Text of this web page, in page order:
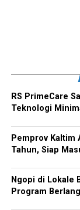
RS PrimeCare
Teknologi
Pemprov Kaltim
Tahun, Siap
Ngopi di Lokale
Program